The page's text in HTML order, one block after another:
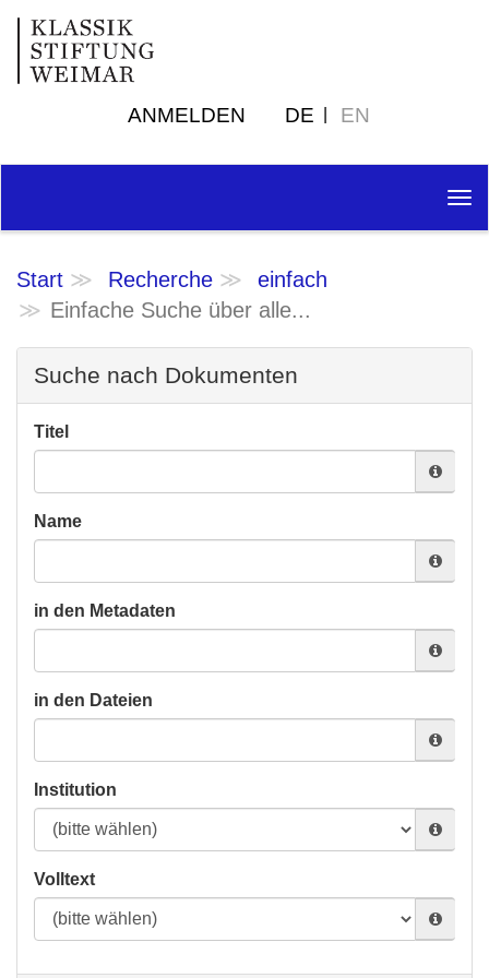
ANMELDEN DE EN
Start Recherche
einfach
Einfache Suche über alle...
Suche nach Dokumenten
Titel
Name
in den Metadaten
in den Dateien
Institution
Volltext